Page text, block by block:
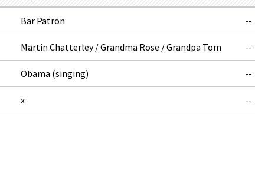
Bar Patron --
Martin Chatterley / Grandma Rose / Grandpa Tom --
Obama (singing) --
x --